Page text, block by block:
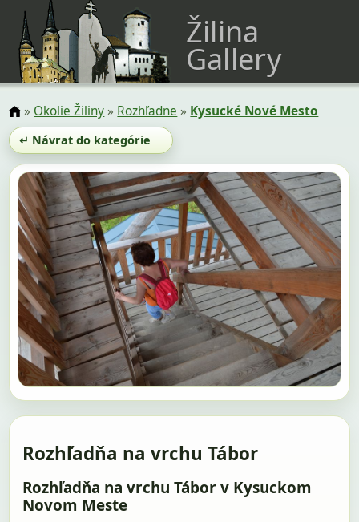
Žilina
Gallery
» Okolie Žiliny» Rozhľadne » Kysucké Nové Mesto
↵ Návrat do kategórie
Rozhľadňa na vrchu Tábor
Rozhľadňa na vrchu Tábor v Kysuckom
Novom Meste